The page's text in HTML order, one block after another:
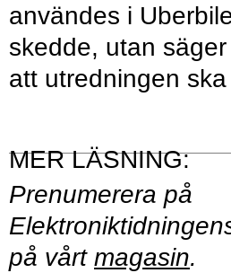
användes i
skedde, utan
att utredningen ska
Prenumerera på
på vårt magasin.